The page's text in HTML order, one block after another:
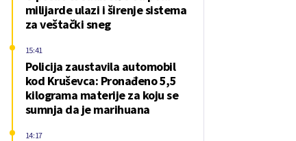
milijarde ulazi i širenje sistema
za veštački sneg
Policija zaustavila automobil
kod Kruševca: Pronađeno 5,5
kilograma materije za koju se
sumnja da je marihuana
15:41
14:17